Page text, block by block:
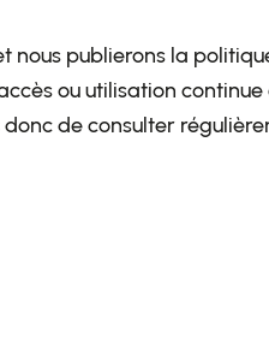
nous publierons la
ou utilisation
de consulter